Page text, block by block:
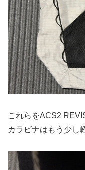
これらをACS2
カラビナはもう少し